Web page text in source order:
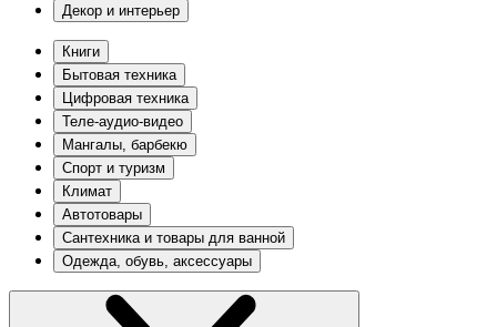
Декор и интерьер
Книги
Бытовая техника
Цифровая техника
Теле-аудио-видео
Мангалы, барбекю
Спорт и туризм
Климат
Автотовары
Сантехника и товары для ванной
Одежда, обувь, аксессуары